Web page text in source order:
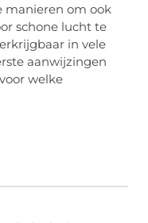
manieren om ook
schone lucht te
in vele
aanwijzingen
welke